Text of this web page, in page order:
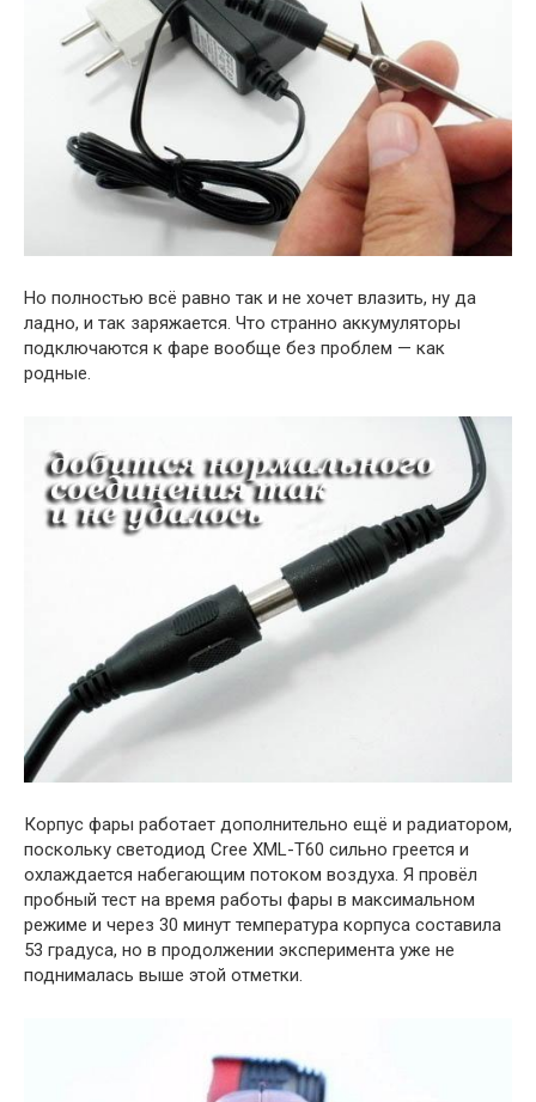
Но полностью всё равно так и не хочет влазить, ну да
ладно, и так заряжается. Что странно аккумуляторы
подключаются к фаре вообще без проблем — как
родные.
Корпус фары работает дополнительно ещё и радиатором,
поскольку светодиод Cree XML-T60 сильно греется и
охлаждается набегающим потоком воздуха. Я провёл
пробный тест на время работы фары в максимальном
режиме и через 30 минут температура корпуса составила
53 градуса, но в продолжении эксперимента уже не
поднималась выше этой отметки.